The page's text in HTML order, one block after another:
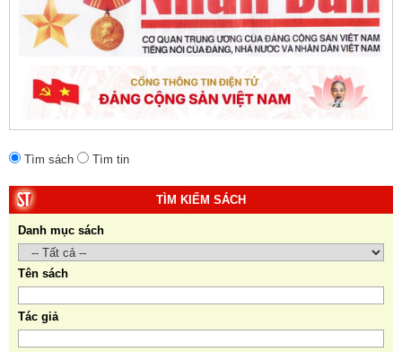
Tìm sách Tìm tin
TÌM KIẾM SÁCH
Danh mục sách
Tên sách
Tác giả